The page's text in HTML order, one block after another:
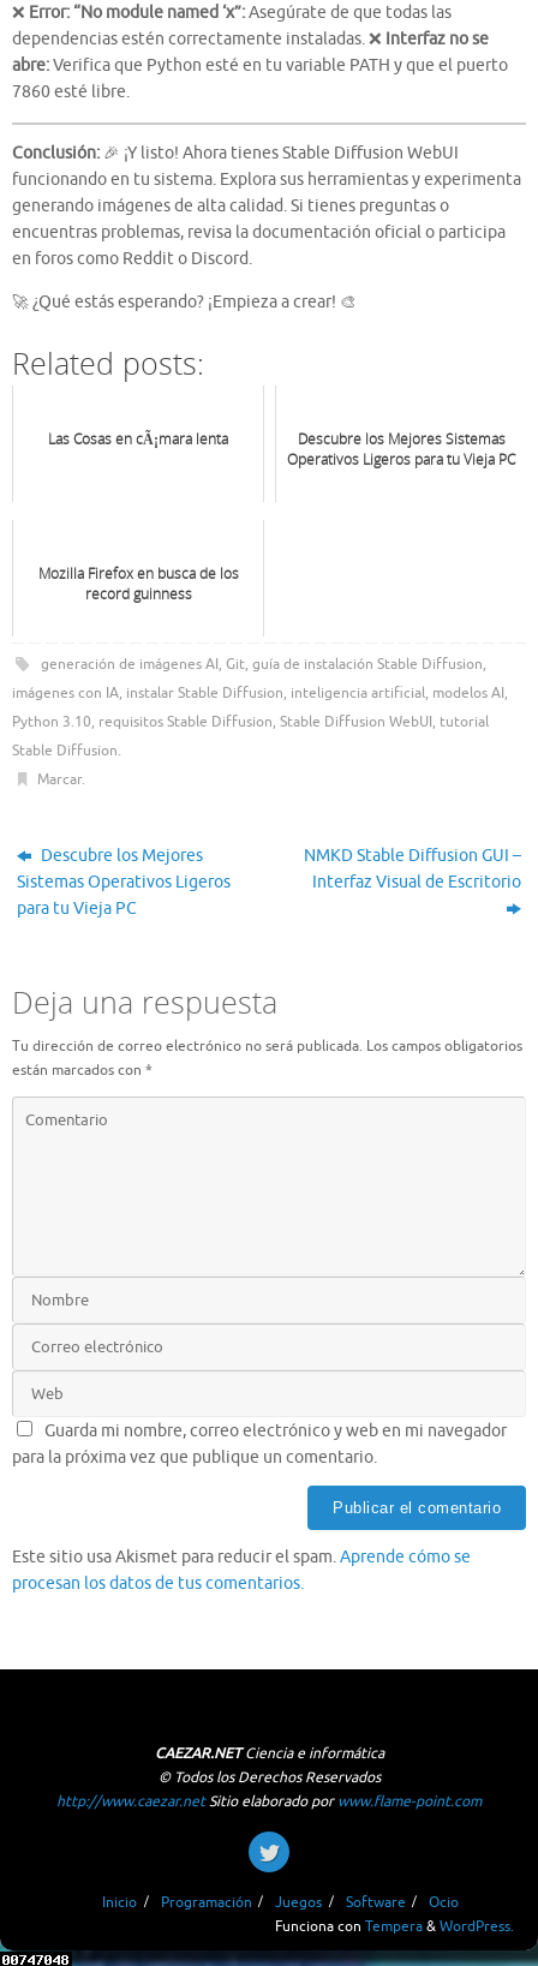
❌ Error: “No module named ‘x”:Asegúrate de que todas las
dependencias estén correctamente instaladas. ❌ Interfaz no se
abre:Verifica que Python esté en tu variable PATH y que el puerto
7860 esté libre.
Conclusión: 🎉 ¡Y listo! Ahora tienes Stable Diffusion WebUI
funcionando en tu sistema. Explora sus herramientas y experimenta
generando imágenes de alta calidad. Si tienes preguntas o
encuentras problemas, revisa la documentación oficial o participa
en foros como Reddit o Discord.
🚀 ¿Qué estás esperando? ¡Empieza a crear! 🎨
Related posts:
Las Cosas en cÃ¡mara lenta
Descubre los Mejores Sistemas
Operativos Ligeros para tu Vieja PC
Mozilla Firefox en busca de los
record guinness
generación de imágenes AI, Git, guía de instalación Stable Diffusion,
imágenes con IA, instalar Stable Diffusion, inteligencia artificial, modelos AI,
Python 3.10, requisitos Stable Diffusion, Stable Diffusion WebUI, tutorial
Stable Diffusion.
Marcar.
Descubre los Mejores
Sistemas Operativos Ligeros
para tu Vieja PC
NMKD Stable Diffusion GUI –
Interfaz Visual de Escritorio
Deja una respuesta
Tu dirección de correo electrónico no será publicada. Los campos obligatorios
están marcados con *
Guarda mi nombre, correo electrónico y web en mi navegador
para la próxima vez que publique un comentario.
Este sitio usa Akismet para reducir el spam.Aprende cómo se
procesan los datos de tus comentarios.
CAEZAR.NETCiencia e informática
© Todos los Derechos Reservados
http://www.caezar.netSitio elaborado porwww.flame-point.com
Inicio Programación Juegos Software
Ocio
Funciona con Tempera&WordPress.